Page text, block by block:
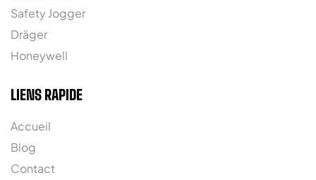
Safety Jogger
Dräger
Honeywell
LIENS RAPIDE
Accueil
Blog
Contact